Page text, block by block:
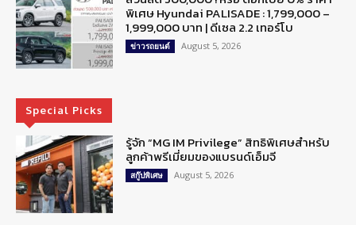
พิเศษ Hyundai PALISADE : 1,799,000 –
1,999,000 บาท | ดีเซล 2.2 เทอร์โบ
ข่าวรถยนต์ August 5, 2026
Special Picks
รู้จัก “MG IM Privilege” สิทธิพิเศษสำหรับ
ลูกค้าพรีเมี่ยมของแบรนด์เอ็มจี
สกู๊ปพิเศษ August 5, 2026